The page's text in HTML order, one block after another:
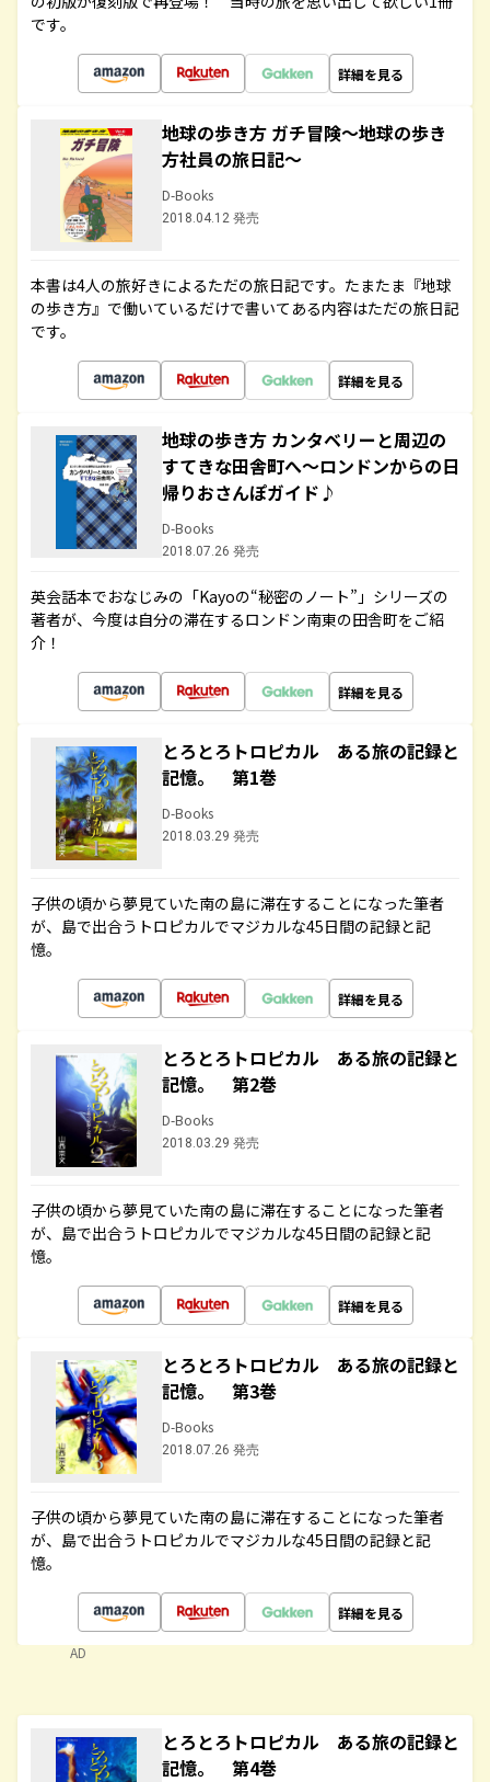
です。
詳細を見る
地球の歩き方 ガチ冒険～地球の歩き
方社員の旅日記～
D-Books
2018.04.12 発売
本書は4人の旅好きによるただの旅日記です。たまたま『地球
の歩き方』で働いているだけで書いてある内容はただの旅日記
です。
詳細を見る
地球の歩き方 カンタベリーと周辺の
すてきな田舎町へ～ロンドンからの日
帰りおさんぽガイド♪
D-Books
2018.07.26 発売
英会話本でおなじみの「Kayoの“秘密のノート”」シリーズの
著者が、今度は自分の滞在するロンドン南東の田舎町をご紹
介！
詳細を見る
とろとろトロピカル ある旅の記録と
記憶。 第1巻
D-Books
2018.03.29 発売
子供の頃から夢見ていた南の島に滞在することになった筆者
が、島で出合うトロピカルでマジカルな45日間の記録と記
憶。
詳細を見る
とろとろトロピカル ある旅の記録と
記憶。 第2巻
D-Books
2018.03.29 発売
子供の頃から夢見ていた南の島に滞在することになった筆者
が、島で出合うトロピカルでマジカルな45日間の記録と記
憶。
詳細を見る
とろとろトロピカル ある旅の記録と
記憶。 第3巻
D-Books
2018.07.26 発売
子供の頃から夢見ていた南の島に滞在することになった筆者
が、島で出合うトロピカルでマジカルな45日間の記録と記
憶。
詳細を見る
AD
とろとろトロピカル ある旅の記録と
記憶。 第4巻